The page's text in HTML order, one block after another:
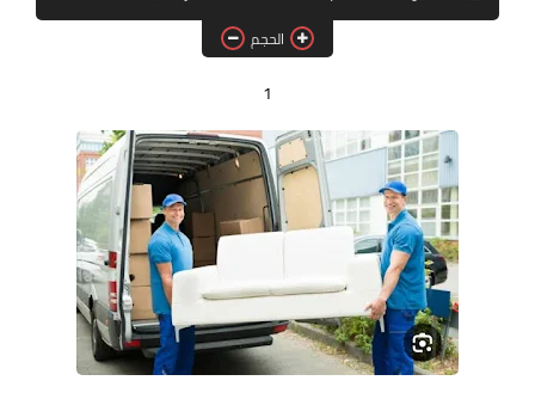
الحمل ولادة
تفسير احلام
تشخيصات طبية
منوعات
الحجم
1